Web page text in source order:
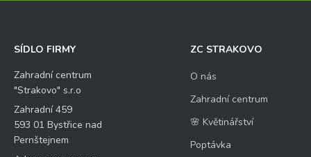
SÍDLO FIRMY
Zahradní centrum
"Strakovo" s.r.o
Zahradní 459
593 01 Bystřice nad
Pernštejnem
ZC STRAKOVO
O nás
Zahradní centrum
🌸 Květinářství
Poptávka